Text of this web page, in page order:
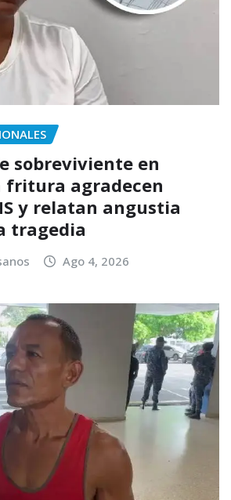
sobreviviente en
fritura agradecen
y relatan angustia
tragedia
Ago 4, 2026